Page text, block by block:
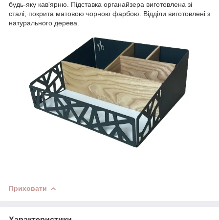
будь-яку кав'ярню. Підставка органайзера виготовлена зі
сталі, покрита матовою чорною фарбою. Відділи виготовлені з
натурального дерева.
Приховати